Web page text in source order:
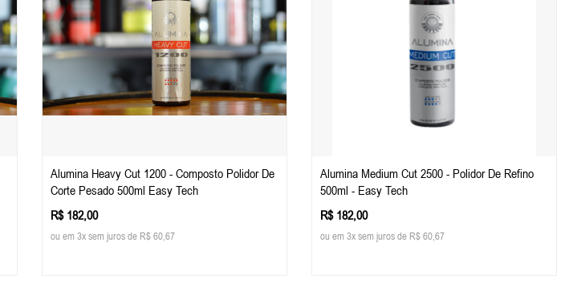
Alumina Heavy Cut 1200 - Composto Polidor De
Corte Pesado 500ml Easy Tech
R$ 182,00
ou em 3x sem juros de R$ 60,67
Alumina Medium Cut 2500 - Polidor De Refino
500ml - Easy Tech
R$ 182,00
ou em 3x sem juros de R$ 60,67